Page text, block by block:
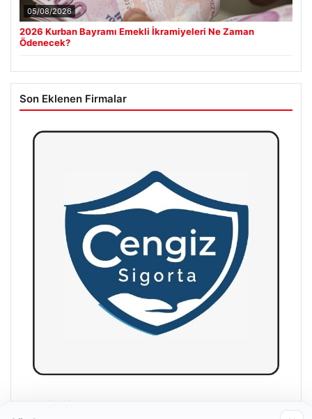
05/08/2026
2026 Kurban Bayramı Emekli İkramiyeleri Ne Zaman
Ödenecek?
Son Eklenen Firmalar
Hastaş Beton